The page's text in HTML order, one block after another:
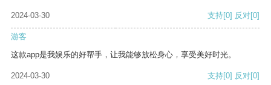
2024-03-30 支持[0] 反对[0]
游客
这款app是我娱乐的好帮手，让我能够放松身心，享受美好时光。
2024-03-30 支持[0] 反对[0]